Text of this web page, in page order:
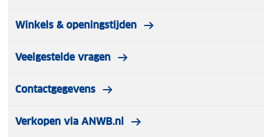
Winkels & openingstijden
Veelgestelde vragen
Contactgegevens
Verkopen via ANWB.nl